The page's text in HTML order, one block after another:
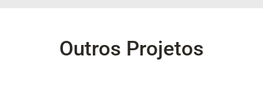
Outros Projetos